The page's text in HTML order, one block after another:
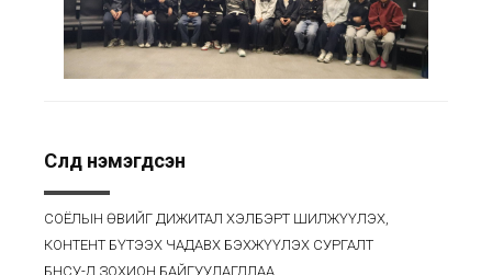
Сүүлд нэмэгдсэн
СОЁЛЫН ӨВИЙГ ДИЖИТАЛ ХЭЛБЭРТ ШИЛЖҮҮЛЭХ,
КОНТЕНТ БҮТЭЭХ ЧАДАВХ БЭХЖҮҮЛЭХ СУРГАЛТ
БНСУ-Д ЗОХИОН БАЙГУУЛАГДЛАА